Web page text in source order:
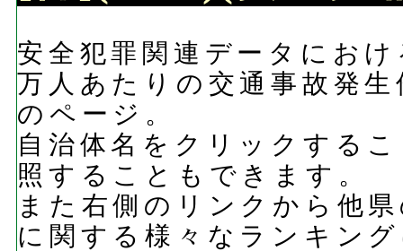
安全犯罪関連データにお
万人あたりの交通事故発
のページ。
自治体名をクリックする
照することもできます。
また右側のリンクから他
に関する様々なランキン